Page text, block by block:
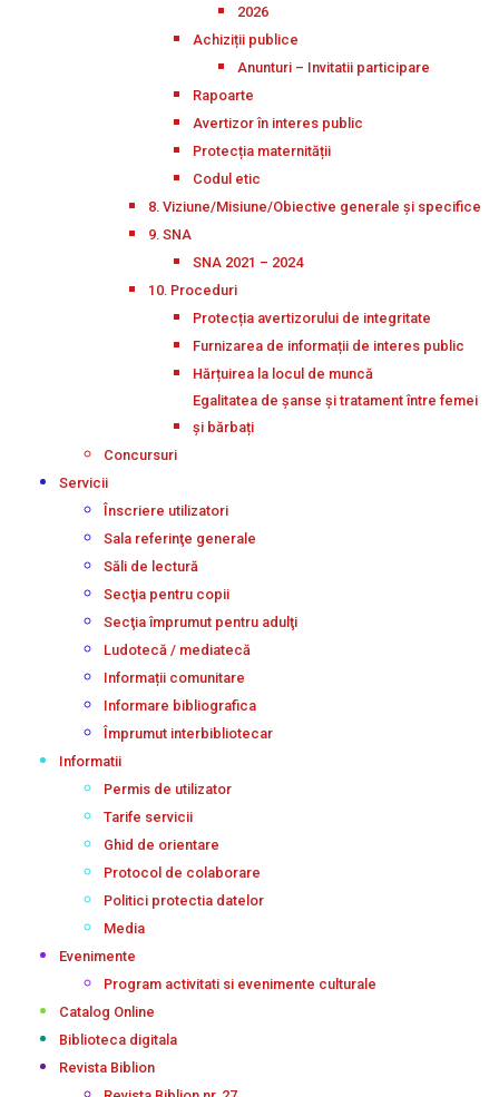
2026
Achiziții publice
Anunturi – Invitatii participare
Rapoarte
Avertizor în interes public
Protecția maternității
Codul etic
8. Viziune/Misiune/Obiective generale și specifice
9. SNA
SNA 2021 – 2024
10. Proceduri
Protecția avertizorului de integritate
Furnizarea de informații de interes public
Hărțuirea la locul de muncă
Egalitatea de șanse și tratament între femei
și bărbați
Concursuri
Servicii
Înscriere utilizatori
Sala referinţe generale
Săli de lectură
Secţia pentru copii
Secţia împrumut pentru adulţi
Ludotecă / mediatecă
Informații comunitare
Informare bibliografica
Împrumut interbibliotecar
Informatii
Permis de utilizator
Tarife servicii
Ghid de orientare
Protocol de colaborare
Politici protectia datelor
Media
Evenimente
Program activitati si evenimente culturale
Catalog Online
Biblioteca digitala
Revista Biblion